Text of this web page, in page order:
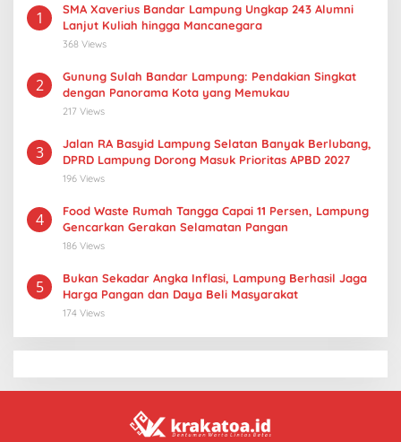
1
SMA Xaverius Bandar Lampung Ungkap 243 Alumni
Lanjut Kuliah hingga Mancanegara
368 Views
2
Gunung Sulah Bandar Lampung: Pendakian Singkat
dengan Panorama Kota yang Memukau
217 Views
3
Jalan RA Basyid Lampung Selatan Banyak Berlubang,
DPRD Lampung Dorong Masuk Prioritas APBD 2027
196 Views
4
Food Waste Rumah Tangga Capai 11 Persen, Lampung
Gencarkan Gerakan Selamatan Pangan
186 Views
5
Bukan Sekadar Angka Inflasi, Lampung Berhasil Jaga
Harga Pangan dan Daya Beli Masyarakat
174 Views